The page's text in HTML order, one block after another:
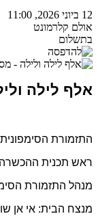
12 ביוני 2026, 11:00
אולם קלרמונט
בתשלום
אלף לילה
התזמורת
ראש תכנית ההכשרה
מנהל התזמורת
מנצח הבית: אי אן שו